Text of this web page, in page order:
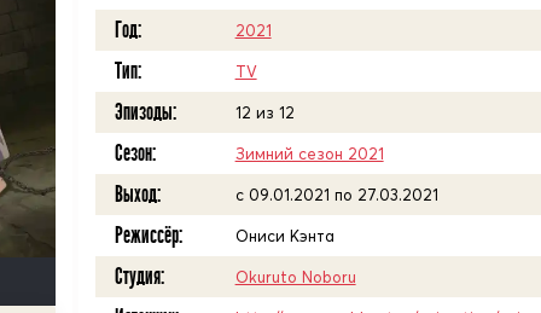
Год: 2021
Тип: TV
Эпизоды: 12 из 12
Сезон: Зимний сезон 2021
Выход: c 09.01.2021 по 27.03.2021
Режиссёр: Ониси Кэнта
Студия: Okuruto Noboru